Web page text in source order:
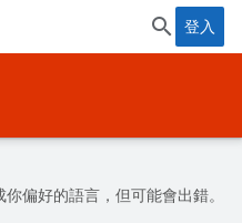
登入
偏好的語言，但可能會出錯。